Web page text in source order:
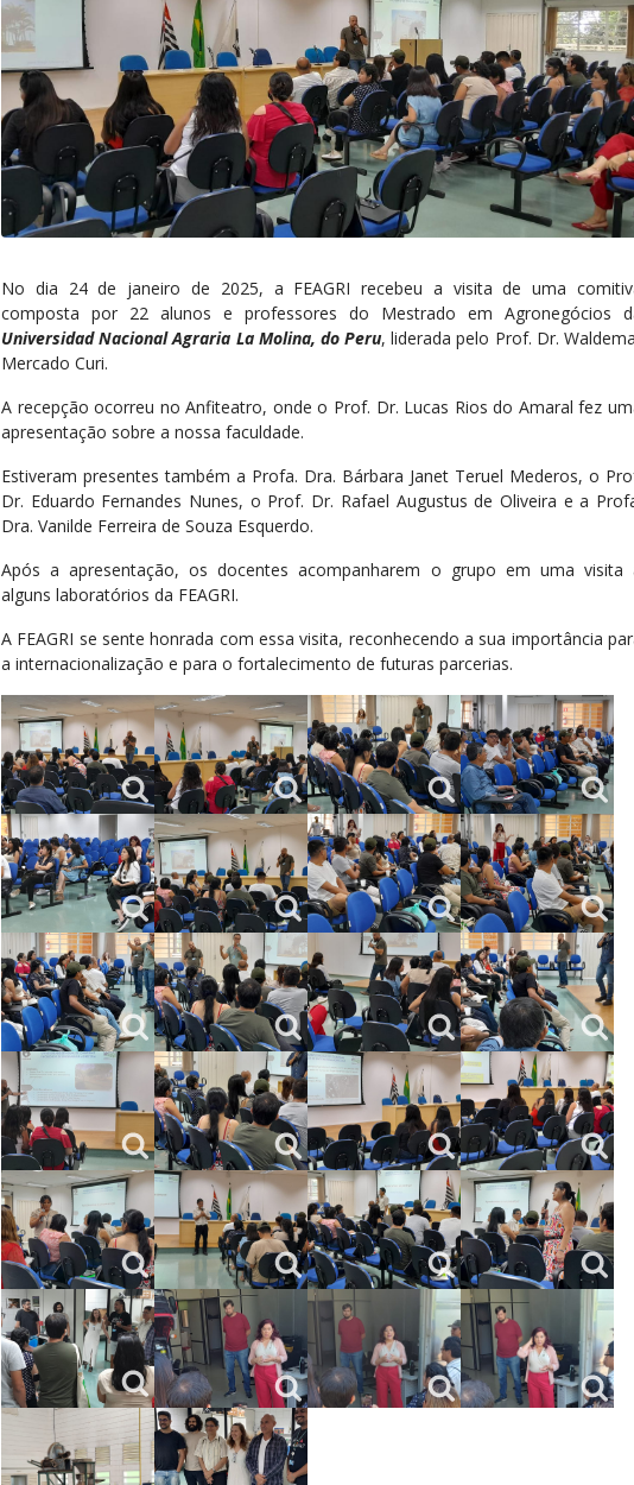
No dia 24 de janeiro de 2025, a FEAGRI recebeu a visita de uma
composta por 22 alunos e professores do Mestrado em Agronegócios
Universidad Nacional Agraria La Molina, do Peru, liderada pelo Prof. Dr.
Mercado Curi.
A recepção ocorreu no Anfiteatro, onde o Prof. Dr. Lucas Rios do Amaral fez
apresentação sobre a nossa faculdade.
Estiveram presentes também a Profa. Dra. Bárbara Janet Teruel Mederos, o
Dr. Eduardo Fernandes Nunes, o Prof. Dr. Rafael Augustus de Oliveira e a
Dra. Vanilde Ferreira de Souza Esquerdo.
Após a apresentação, os docentes acompanharem o grupo em uma visita
alguns laboratórios da FEAGRI.
A FEAGRI se sente honrada com essa visita, reconhecendo a sua importância
a internacionalização e para o fortalecimento de futuras parcerias.